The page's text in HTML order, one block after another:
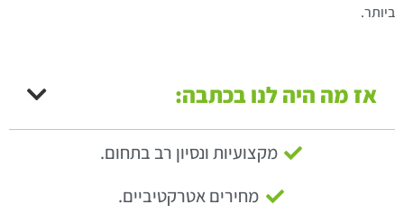
ביותר.
אז מה היה לנו בכתבה:
מקצועיות ונסיון רב בתחום.
מחירים אטרקטיביים.